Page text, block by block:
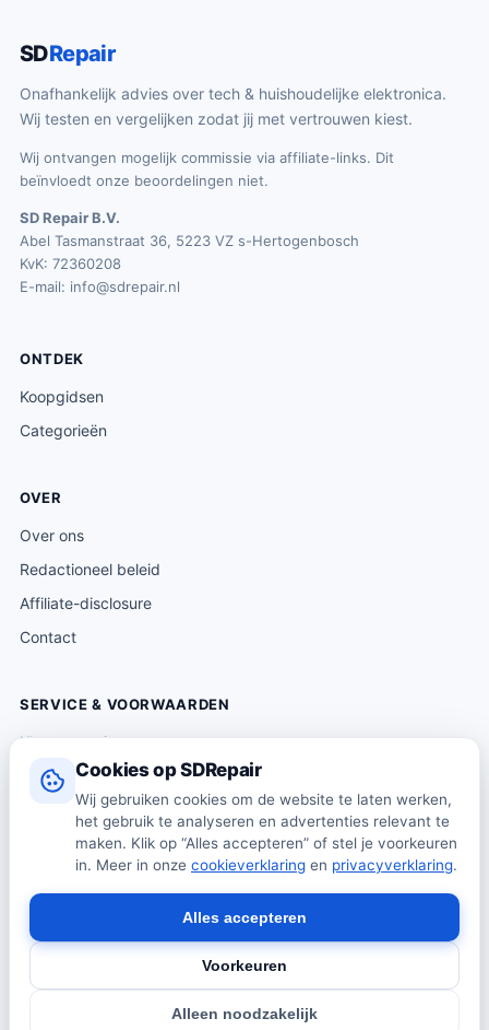
Cookies op SDRepair
Wij gebruiken cookies om de website te laten werken,
het gebruik te analyseren en advertenties relevant te
maken. Klik op “Alles accepteren” of stel je voorkeuren
in. Meer in onze cookieverklaring en privacyverklaring.
Alleen noodzakelijk
Voorkeuren
Alles accepteren
j
w
s
€
2
9
.
7
9
SDRepair
Onafhankelijk advies over tech & huishoudelijke elektronica.
Wij testen en vergelijken zodat jij met vertrouwen kiest.
Wij ontvangen mogelijk commissie via affiliate-links. Dit
beïnvloedt onze beoordelingen niet.
SD Repair B.V.
Abel Tasmanstraat 36, 5223 VZ s-Hertogenbosch
KvK: 72360208
E-mail: info@sdrepair.nl
ONTDEK
Koopgidsen
Categorieën
OVER
Over ons
Redactioneel beleid
Affiliate-disclosure
Contact
SERVICE & VOORWAARDEN
Klantenservice
Verzending & levering
Retourneren
Algemene voorwaarden
verkopen zelf geen producten · Alle prijzen onder voorbehoud.